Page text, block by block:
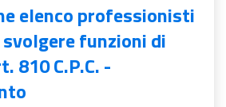
elenco professionisti
funzioni di
810 C.P.C. -